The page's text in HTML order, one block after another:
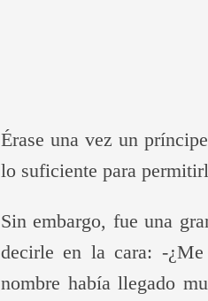
Érase una vez un
lo suficiente para
Sin embargo, fue una
decirle en la cara: -
nombre había llegado